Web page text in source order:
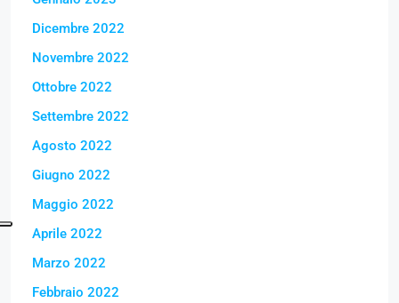
Dicembre 2022
Novembre 2022
Ottobre 2022
Settembre 2022
Agosto 2022
Giugno 2022
Maggio 2022
Aprile 2022
Marzo 2022
Febbraio 2022